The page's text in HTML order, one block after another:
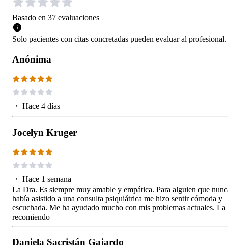
Basado en 37 evaluaciones
Solo pacientes con citas concretadas pueden evaluar al profesional.
Anónima
・ Hace 4 días
Jocelyn Kruger
・ Hace 1 semana
La Dra. Es siempre muy amable y empática. Para alguien que
había asistido a una consulta psiquiátrica me hizo sentir cómoda y
escuchada. Me ha ayudado mucho con mis problemas actuales. La
recomiendo
Daniela Sacristán Gajardo